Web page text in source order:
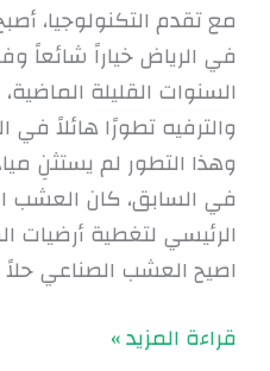
مع تقدم التكنولوجيا،
في الرياض خياراً شائعاً
السنوات القليلة
والترفيه تطورًا هائلاً في
وهذا التطور لم يستثنِ
في السابق، كان العشب
الرئيسي لتغطية أرضيات
اصيح العشب الصناعي
قراءة المزيد »